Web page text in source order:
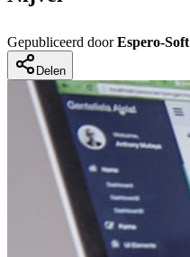
Gepubliceerd door Espero-Soft
Delen